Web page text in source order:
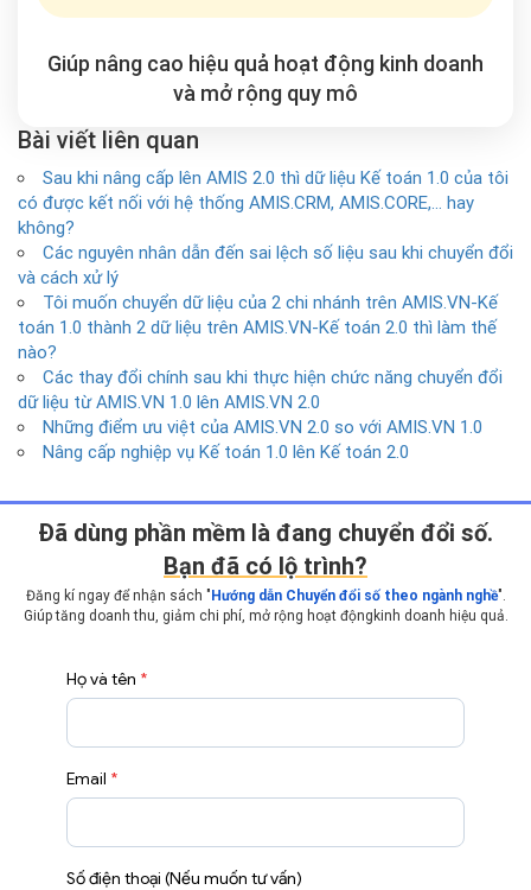
Giúp nâng cao hiệu quả hoạt động kinh doanh
và mở rộng quy mô
Bài viết liên quan
Sau khi nâng cấp lên AMIS 2.0 thì dữ liệu Kế toán 1.0 của tôi
có được kết nối với hệ thống AMIS.CRM, AMIS.CORE,… hay
không?
Các nguyên nhân dẫn đến sai lệch số liệu sau khi chuyển đổi
và cách xử lý
Tôi muốn chuyển dữ liệu của 2 chi nhánh trên AMIS.VN-Kế
toán 1.0 thành 2 dữ liệu trên AMIS.VN-Kế toán 2.0 thì làm thế
nào?
Các thay đổi chính sau khi thực hiện chức năng chuyển đổi
dữ liệu từ AMIS.VN 1.0 lên AMIS.VN 2.0
Những điểm ưu việt của AMIS.VN 2.0 so với AMIS.VN 1.0
Nâng cấp nghiệp vụ Kế toán 1.0 lên Kế toán 2.0
Ðã dùng phần mềm là đang chuyển đổi số.
Bạn đã có lộ trình?
Đăng kí ngay để nhận sách " Hướng dẫn Chuyển đổi số theo ngành nghề".
Giúp tăng doanh thu, giảm chi phí, mở rộng hoạt động kinh doanh hiệu quả.
Họ và tên *
Email *
Số điện thoại (Nếu muốn tư vấn)